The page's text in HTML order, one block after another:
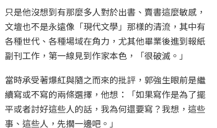
只是他沒想到有那麼多人對於出書、賣書這麼敏感，
文壇也不是永遠像「現代文學」那樣的清流，其中有
各種世代、各種場域在角力，尤其他畢業後進到報紙
副刊工作，第一線見到作家本色，「很破滅。」
當時承受著爆紅與隨之而來的批評，郭強生眼前是繼
續寫或不寫的兩條選擇，他想：「如果寫作是為了擺
平或者討好這些人的話，我為何還要寫？我想，這些
事、這些人，先擱一邊吧。」